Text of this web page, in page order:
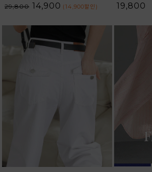
29,800 14,900 (14,900할인 )
19,800